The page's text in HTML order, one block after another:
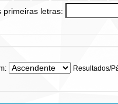
primeiras letras:
Resultados/